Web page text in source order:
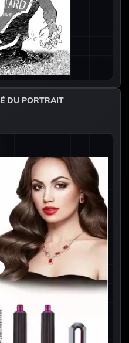
DU PORTRAIT